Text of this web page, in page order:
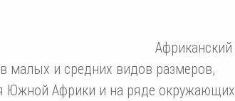
Африканский
малых и средних видов размеров,
Южной Африки и на ряде окружающих